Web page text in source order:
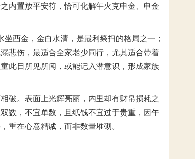
内置放平安符，恰可化解午火克申金、申金
酉金，金白水清，是最利祭扫的格局之一；
悲伤，最适合全家老少同行，尤其适合带着
此日所见所闻，或能记入潜意识，形成家族
破。表面上光辉亮丽，内里却有财帛损耗之
数，不宜单数，且纸钱不宜过于贵重，因午
重在心意精诚，而非数量堆砌。